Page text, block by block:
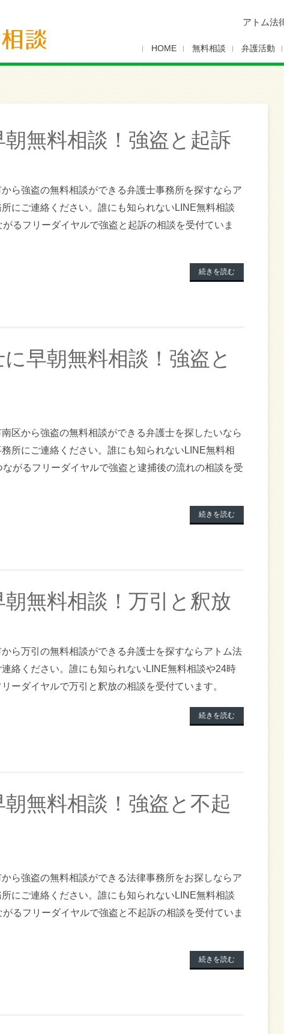
アトム法
HOME 無料相談 弁護活動
無料相談！強盗と起訴
ら強盗の無料相談ができる弁護士事務所を探すならア
所にご連絡ください。誰にも知られないLINE無料相談
るフリーダイヤルで強盗と起訴の相談を受付ていま
続きを読む
早朝無料相談！強盗と
区から強盗の無料相談ができる弁護士を探したいなら
所にご連絡ください。誰にも知られないLINE無料相
がるフリーダイヤルで強盗と逮捕後の流れの相談を受
続きを読む
無料相談！万引と釈放
ら万引の無料相談ができる弁護士を探すならアトム法
絡ください。誰にも知られないLINE無料相談や24時
ーダイヤルで万引と釈放の相談を受付ています。
続きを読む
無料相談！強盗と不起
ら強盗の無料相談ができる法律事務所をお探しならア
所にご連絡ください。誰にも知られないLINE無料相談
るフリーダイヤルで強盗と不起訴の相談を受付ていま
続きを読む